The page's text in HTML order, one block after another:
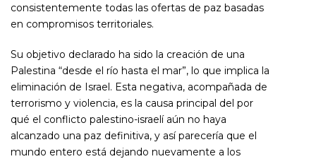
consistentemente todas las ofertas de paz basadas
en compromisos territoriales.
Su objetivo declarado ha sido la creación de una
Palestina “desde el río hasta el mar”, lo que implica la
eliminación de Israel. Esta negativa, acompañada de
terrorismo y violencia, es la causa principal del por
qué el conflicto palestino-israelí aún no haya
alcanzado una paz definitiva, y así parecería que el
mundo entero está dejando nuevamente a los